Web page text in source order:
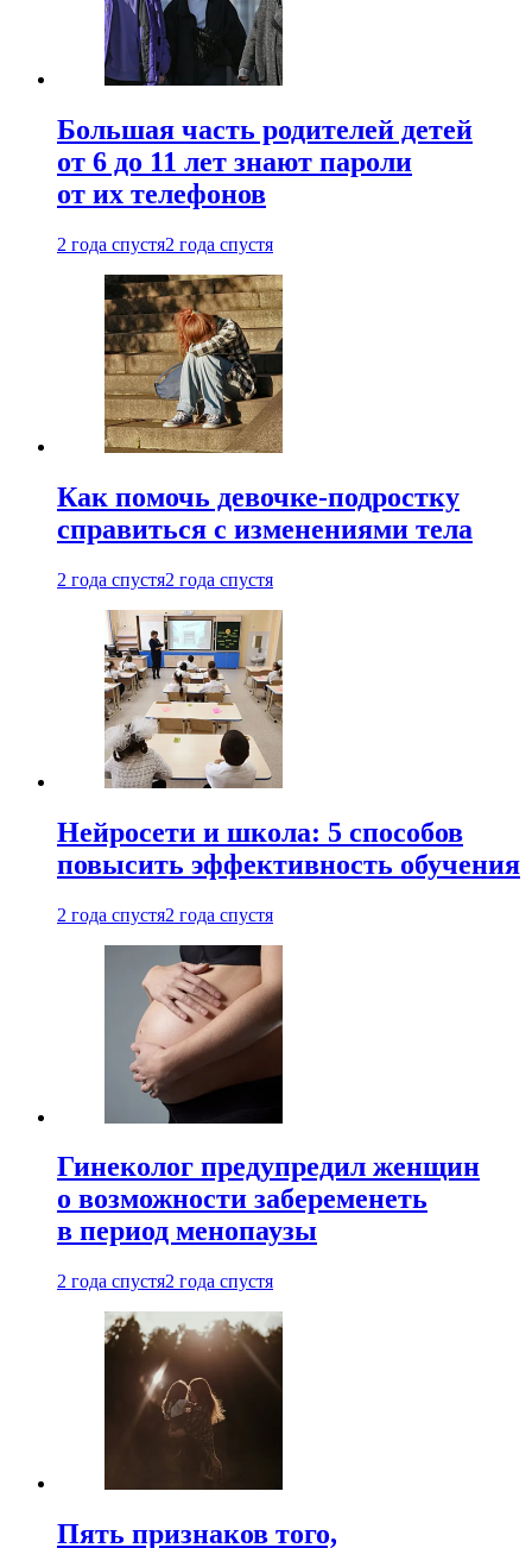
Большая часть родителей детей
от 6 до 11 лет знают пароли
от их телефонов
2 года спустя2 года спустя
Как помочь девочке-подростку
справиться с изменениями тела
2 года спустя2 года спустя
Нейросети и школа: 5 способов
повысить эффективность обучения
2 года спустя2 года спустя
Гинеколог предупредил женщин
о возможности забеременеть
в период менопаузы
2 года спустя2 года спустя
Пять признаков того,